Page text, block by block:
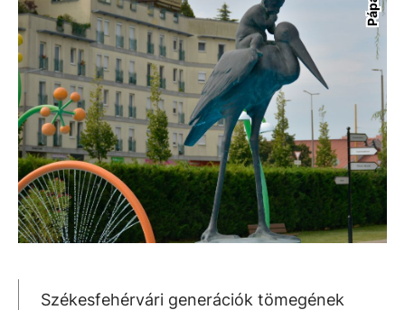
Székesfehérvári generációk tömegének